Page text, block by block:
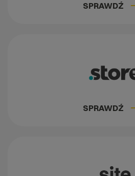
SPRAWDŹ
SPRAWDŹ